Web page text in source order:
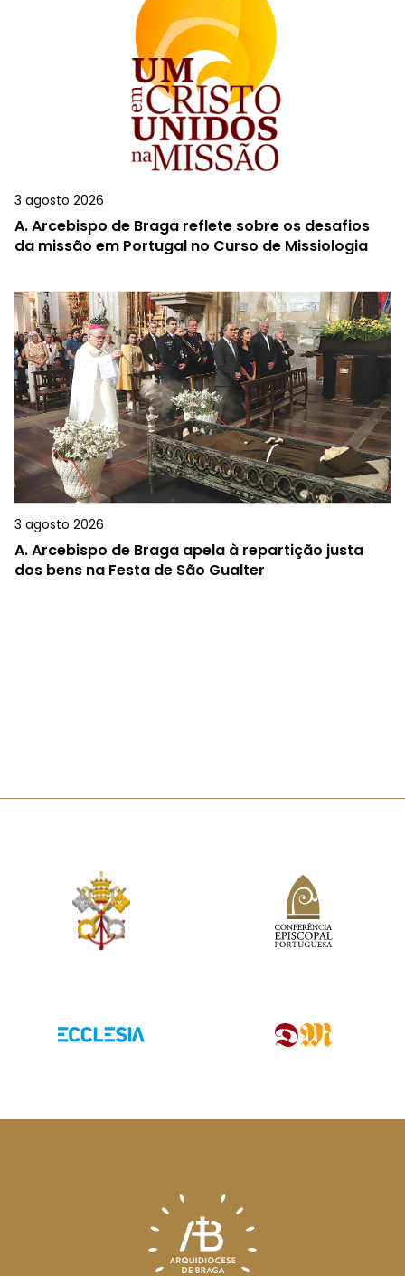
3 agosto 2026
A.Arcebispo de Braga reflete sobre os desafios
da missão em Portugal no Curso de Missiologia
3 agosto 2026
A.Arcebispo de Braga apela à repartição justa
dos bens na Festa de São Gualter